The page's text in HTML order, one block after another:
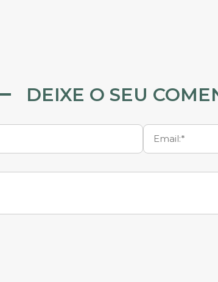
DEIXE O SEU